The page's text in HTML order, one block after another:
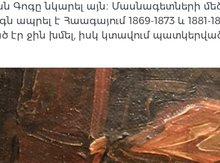
Գոգը նկարել այն։ Մասնագետների
է Հաագայում 1869-1873 և 1881-
էր ջին խմել, իսկ կտավում